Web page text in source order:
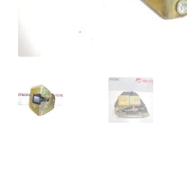
Tarkista